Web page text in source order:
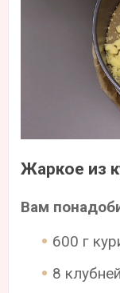
Жаркое из
Вам
600 г
8